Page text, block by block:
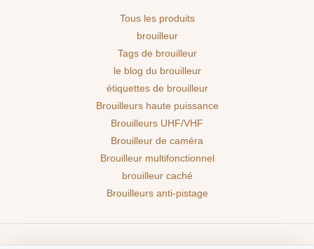
Tous les produits
brouilleur
Tags de brouilleur
le blog du brouilleur
étiquettes de brouilleur
Brouilleurs haute puissance
Brouilleurs UHF/VHF
Brouilleur de caméra
Brouilleur multifonctionnel
brouilleur caché
Brouilleurs anti-pistage